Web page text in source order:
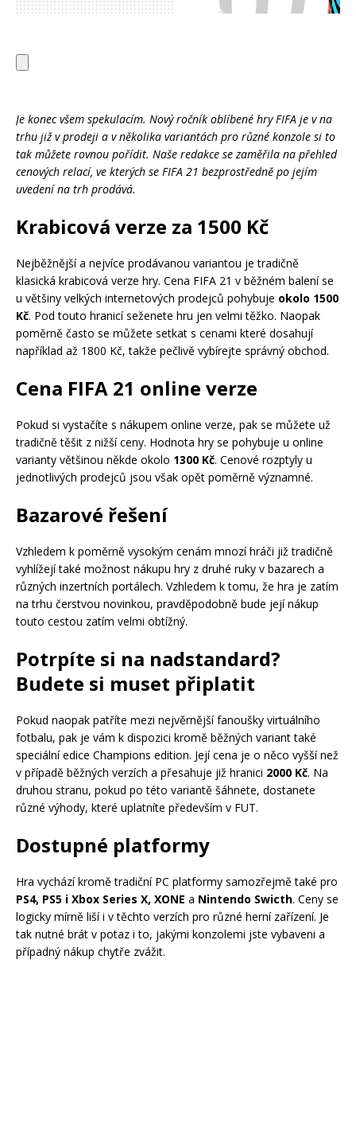
Je konec všem spekulacím. Nový ročník oblíbené hry FIFA je v na
trhu již v prodeji a v několika variantách pro různé konzole si to
tak můžete rovnou pořídit. Naše redakce se zaměřila na přehled
cenových relací, ve kterých se FIFA 21 bezprostředně po jejím
uvedení na trh prodává.
Krabicová verze za 1500 Kč
Nejběžnější a nejvíce prodávanou variantou je tradičně
klasická krabicová verze hry. Cena FIFA 21 v běžném balení se
u většiny velkých internetových prodejců pohybuje okolo 1500
Kč. Pod touto hranicí seženete hru jen velmi těžko. Naopak
poměrně často se můžete setkat s cenami které dosahují
například až 1800 Kč, takže pečlivě vybírejte správný obchod.
Cena FIFA 21 online verze
Pokud si vystačíte s nákupem online verze, pak se můžete už
tradičně těšit z nižší ceny. Hodnota hry se pohybuje u online
varianty většinou někde okolo 1300 Kč. Cenové rozptyly u
jednotlivých prodejců jsou však opět poměrně významné.
Bazarové řešení
Vzhledem k poměrně vysokým cenám mnozí hráči již tradičně
vyhlížejí také možnost nákupu hry z druhé ruky v bazarech a
různých inzertních portálech. Vzhledem k tomu, že hra je zatím
na trhu čerstvou novinkou, pravděpodobně bude její nákup
touto cestou zatím velmi obtížný.
Potrpíte si na nadstandard?
Budete si muset připlatit
Pokud naopak patříte mezi nejvěrnější fanoušky virtuálního
fotbalu, pak je vám k dispozici kromě běžných variant také
speciální edice Champions edition. Její cena je o něco vyšší než
v případě běžných verzích a přesahuje již hranici 2000 Kč. Na
druhou stranu, pokud po této variantě šáhnete, dostanete
různé výhody, které uplatníte především v FUT.
Dostupné platformy
Hra vychází kromě tradiční PC platformy samozřejmě také pro
PS4, PS5 i Xbox Series X, XONE a Nintendo Swicth. Ceny se
logicky mírně liší i v těchto verzích pro různé herní zařízení. Je
tak nutné brát v potaz i to, jakými konzolemi jste vybaveni a
případný nákup chytře zvážit.